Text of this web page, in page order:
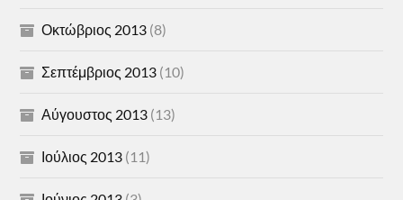
Οκτώβριος 2013 (8)
Σεπτέμβριος 2013 (10)
Αύγουστος 2013 (13)
Ιούλιος 2013 (11)